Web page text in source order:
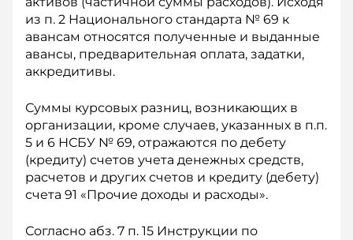
из п. 2 Национального стандарта № 69 к
авансам относятся полученные и выданные
авансы, предварительная оплата, задатки,
аккредитивы.
Суммы курсовых разниц, возникающих в
организации, кроме случаев, указанных в п.п.
5 и 6 НСБУ № 69, отражаются по дебету
(кредиту) счетов учета денежных средств,
расчетов и других счетов и кредиту (дебету)
счета 91 «Прочие доходы и расходы».
Согласно абз. 7 п. 15 Инструкции по